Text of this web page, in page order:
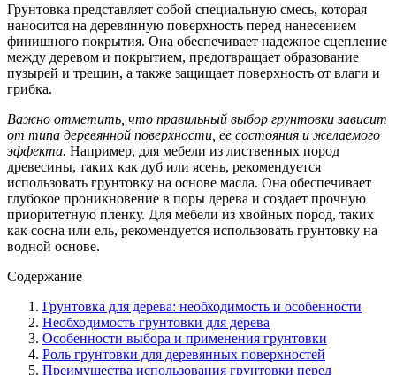
Грунтовка представляет собой специальную смесь, которая
наносится на деревянную поверхность перед нанесением
финишного покрытия. Она обеспечивает надежное сцепление
между деревом и покрытием, предотвращает образование
пузырей и трещин, а также защищает поверхность от влаги и
грибка.
Важно отметить, что правильный выбор грунтовки зависит
от типа деревянной поверхности, ее состояния и желаемого
эффекта. Например, для мебели из лиственных пород
древесины, таких как дуб или ясень, рекомендуется
использовать грунтовку на основе масла. Она обеспечивает
глубокое проникновение в поры дерева и создает прочную
приоритетную пленку. Для мебели из хвойных пород, таких
как сосна или ель, рекомендуется использовать грунтовку на
водной основе.
Содержание
Грунтовка для дерева: необходимость и особенности
Необходимость грунтовки для дерева
Особенности выбора и применения грунтовки
Роль грунтовки для деревянных поверхностей
Преимущества использования грунтовки перед